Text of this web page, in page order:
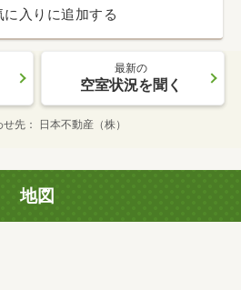
に入りに追加する
最新の
空室状況を聞く
せ先 日本不動産（株）
地図